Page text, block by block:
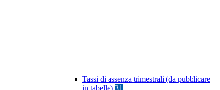
Tassi di assenza trimestrali (da pubblicare
in tabelle) 31